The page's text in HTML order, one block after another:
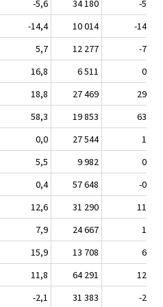
-5,6 34 180
-5,4
-14,4 10 014
-14,6
5,7 12 277
-7,7
16,8 6 511
0,0
18,8 27 469
29,1
58,3 19 853
63,4
0,0 27 544
1,5
5,5 9 982
0,3
0,4 57 648
-0,9
12,6 31 290
11,5
7,9 24 667
1,8
15,9 13 708
6,6
11,8 64 291
12,0
-2,1 31 383 -2,6